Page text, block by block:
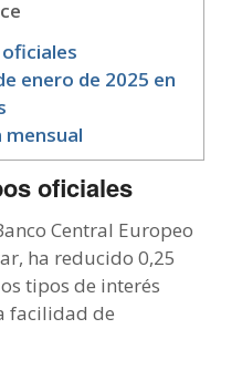
oficiales
enero de 2025 en
mensual
oficiales
Central Europeo
ha reducido 0,25
tipos de interés
facilidad de